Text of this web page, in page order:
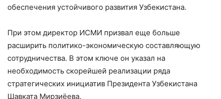
обеспечения устойчивого развития Узбекистана.
При этом директор ИСМИ призвал еще больше
расширить политико-экономическую составляющую
сотрудничества. В этом ключе он указал на
необходимость скорейшей реализации ряда
стратегических инициатив Президента Узбекистана
Шавката Мирзиёева.